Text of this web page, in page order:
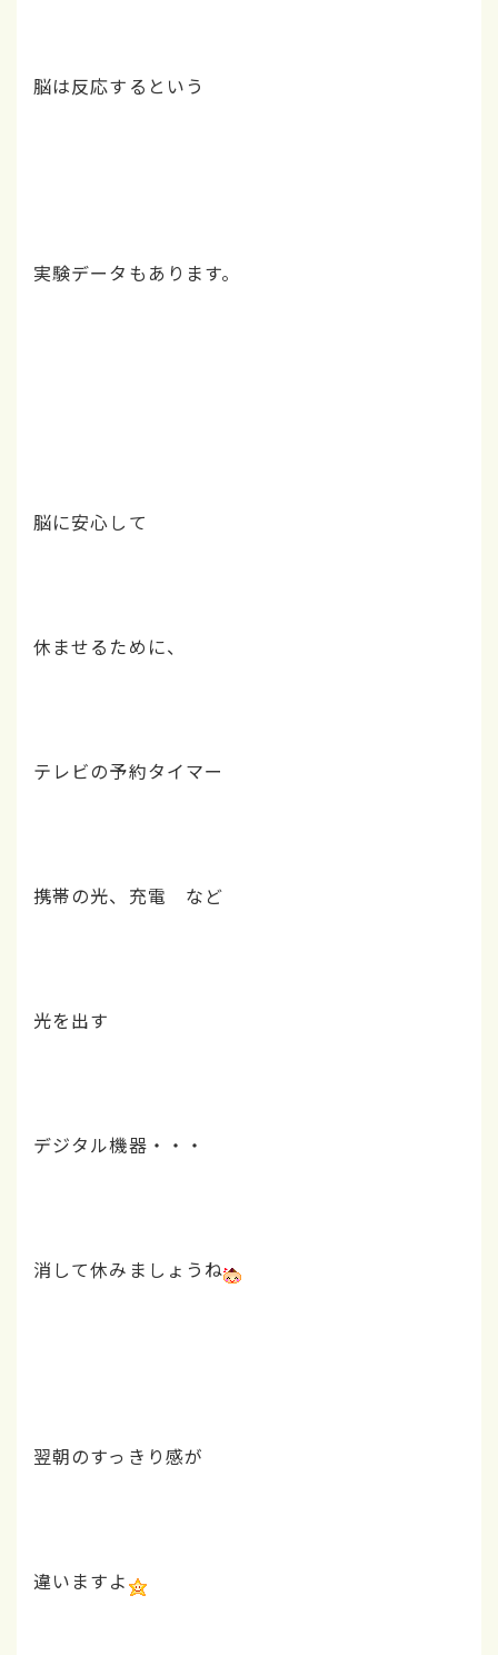
脳は反応するという
実験データもあります。
脳に安心して
休ませるために、
テレビの予約タイマー
携帯の光、充電 など
光を出す
デジタル機器・・・
消して休みましょうね
翌朝のすっきり感が
違いますよ